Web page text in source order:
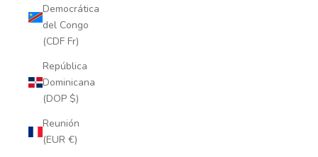
Democrática
del Congo
(CDF Fr)
República
Dominicana
(DOP $)
Reunión
(EUR €)